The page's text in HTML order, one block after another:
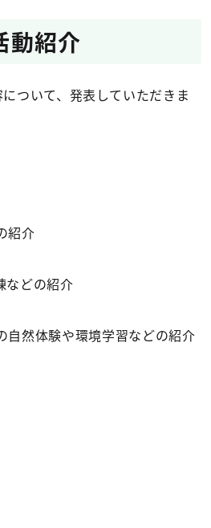
動紹介
ついて、発表していただきま
紹介
などの紹介
自然体験や環境学習などの紹介